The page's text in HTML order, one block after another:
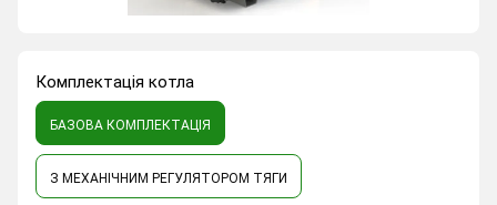
Комплектація котла
БАЗОВА КОМПЛЕКТАЦІЯ
З МЕХАНІЧНИМ РЕГУЛЯТОРОМ ТЯГИ